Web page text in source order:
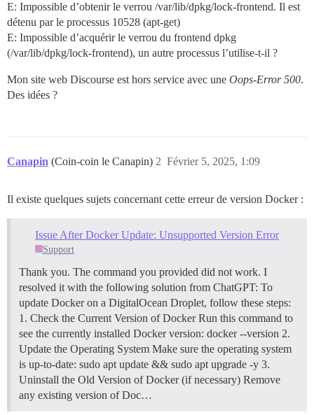
E: Impossible d’obtenir le verrou /var/lib/dpkg/lock-frontend. Il est
détenu par le processus 10528 (apt-get)
E: Impossible d’acquérir le verrou du frontend dpkg
(/var/lib/dpkg/lock-frontend), un autre processus l’utilise-t-il ?
Mon site web Discourse est hors service avec une Oops-Error 500.
Des idées ?
Canapin (Coin-coin le Canapin) Février 5, 2025, 1:09
2
Il existe quelques sujets concernant cette erreur de version Docker :
Issue After Docker Update: Unsupported Version Error
Support
Thank you. The command you provided did not work. I
resolved it with the following solution from ChatGPT: To
update Docker on a DigitalOcean Droplet, follow these steps:
1. Check the Current Version of Docker Run this command to
see the currently installed Docker version: docker --version 2.
Update the Operating System Make sure the operating system
is up-to-date: sudo apt update && sudo apt upgrade -y 3.
Uninstall the Old Version of Docker (if necessary) Remove
any existing version of Doc…